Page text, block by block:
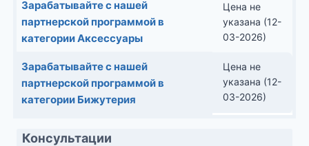
Зарабатывайте с нашей
партнерской программой в
категории Аксессуары
Цена не
указана (12-
03-2026)
Зарабатывайте с нашей
партнерской программой в
категории Бижутерия
Цена не
указана (12-
03-2026)
Консультации